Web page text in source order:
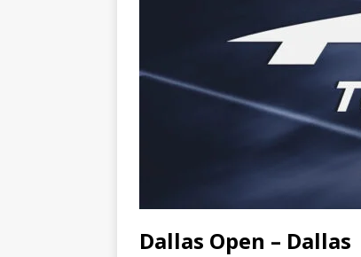
Dallas Open – Dallas